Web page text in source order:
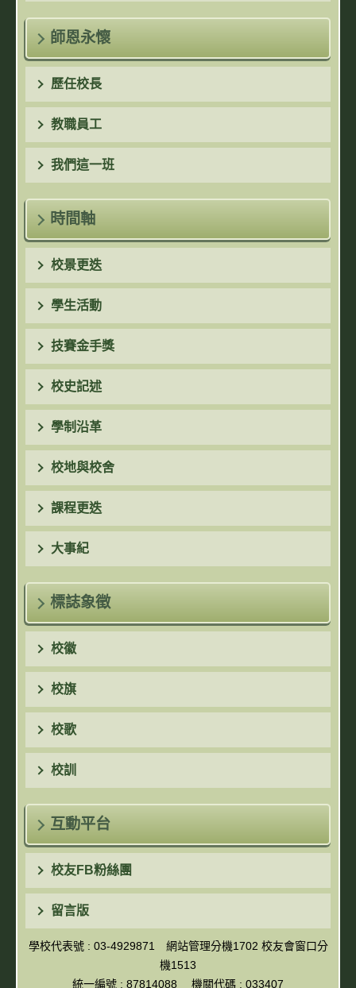
師恩永懷
歷任校長
教職員工
我們這一班
時間軸
校景更迭
學生活動
技賽金手獎
校史記述
學制沿革
校地與校舍
課程更迭
大事紀
標誌象徵
校徽
校旗
校歌
校訓
互動平台
校友FB粉絲團
留言版
學校代表號 : 03-4929871 網站管理分機1702 校友會窗口分
機1513
統一編號 : 87814088 機關代碼 : 033407